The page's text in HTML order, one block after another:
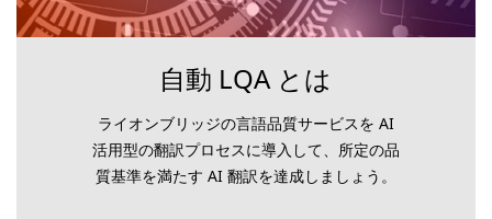
自動 LQA とは
ライオンブリッジの言語品質サービスを AI
活用型の翻訳プロセスに導入して、所定の品
質基準を満たす AI 翻訳を達成しましょう。